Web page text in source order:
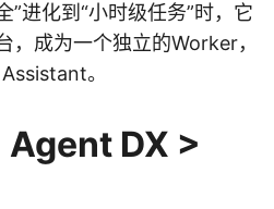
”进化到“小时级任务”时，它
，成为一个独立的Worker，
。
Agent DX >